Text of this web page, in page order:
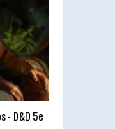
- D&D 5e